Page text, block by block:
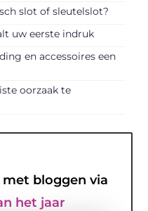
slot of sleutelslot?
uw eerste indruk
en accessoires een
oorzaak te
bloggen via
het jaar